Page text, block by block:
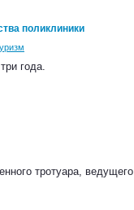
поликлиники
года.
тротуара, ведущего